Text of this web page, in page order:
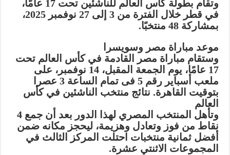
وتقام بطولة كأس العالم للناشئين تحت 17 عامًا،
في قطر خلال الفترة من 3 إلى 27 نوفمبر 2025،
بمشاركة 48 منتخبًا.
موعد مباراة مصر وسويسرا
وستقام مباراة مصر القادمة في كأس العالم تحت
17 عامًا، يوم الجمعة المقبل، 14 نوفمبر، على
ملعب أسباير رقم 5 فى تمام الساعة 3 عصرا
بتوقيت القاهرة. نتائج منتخب الناشئين في كأس
العالم
وتأهل المنتخب المصري لهذا الدور بعد أن جمع 4
نقاط من فوز وتعادل وهزيمة، ليحجز مكانه ضمن
أفضل ثمانية منتخبات احتلت المركز الثالث في
المجموعات الاثنتي عشرة.